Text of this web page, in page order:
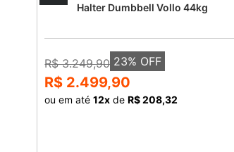
Halter Dumbbell Vollo 44kg
R$ 3.249,90 23% OFF
R$ 2.499,90
ou em até12x deR$ 208,32